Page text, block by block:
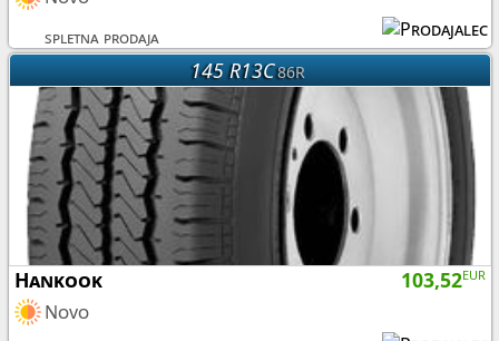
spletna prodaja
145 R13C86R
103,52EUR
Hankook
Novo